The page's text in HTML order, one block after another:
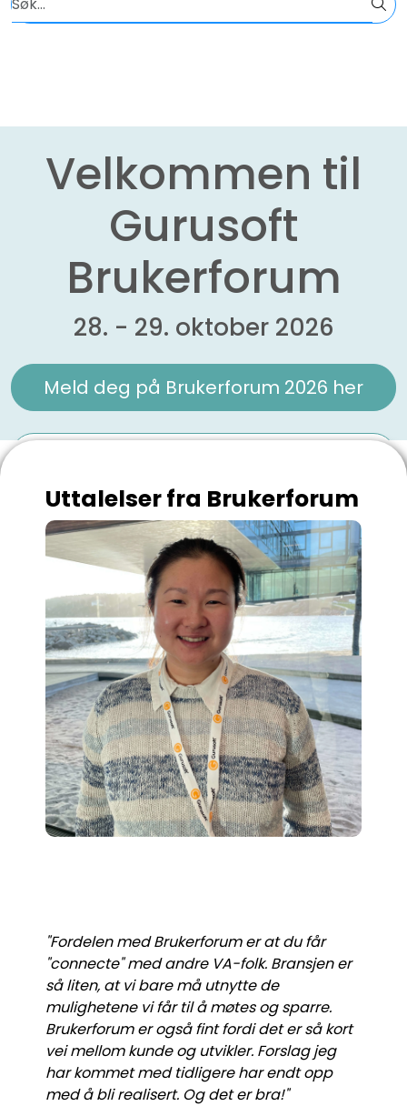
Skip to main content
Velkommen til
Gurusoft
Brukerforum
28. - 29. oktober 2026
Meld deg på Brukerforum 2026 her
brukerforum 2026
"Fordelen med Brukerforum er at du får
"connecte" med andre VA-folk. Bransjen er
så liten, at vi bare må utnytte de
mulighetene vi får til å møtes og sparre.
Brukerforum er også fint fordi det er så kort
vei mellom kunde og utvikler. Forslag jeg
har kommet med tidligere har endt opp
med å bli realisert. Ogdeter bra!"
Uttalelser fra Brukerforum
Om Gurusoft Report
Drikkevann
Nyheter
Book demo